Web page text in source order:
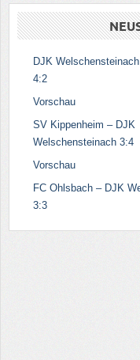
DJK
4:2
Vorschau
SV Kippenheim – DJK
Welschensteinach 3:4
Vorschau
FC Ohlsbach – DJK
3:3